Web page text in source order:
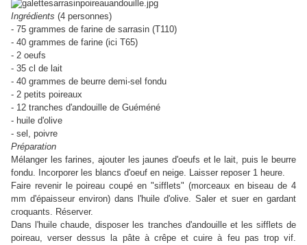
Ingrédients (4 personnes)
- 75 grammes de farine de sarrasin (T110)
- 40 grammes de farine (ici T65)
- 2 oeufs
- 35 cl de lait
- 40 grammes de beurre demi-sel fondu
- 2 petits poireaux
- 12 tranches d'andouille de Guéméné
- huile d'olive
- sel, poivre
Préparation
Mélanger les farines, ajouter les jaunes d'oeufs et le lait, puis le beurre
fondu. Incorporer les blancs d'oeuf en neige. Laisser reposer 1 heure.
Faire revenir le poireau coupé en "sifflets" (morceaux en biseau de 4
mm d'épaisseur environ) dans l'huile d'olive. Saler et suer en gardant
croquants. Réserver.
Dans l'huile chaude, disposer les tranches d'andouille et les sifflets de
poireau, verser dessus la pâte à crêpe et cuire à feu pas trop vif.